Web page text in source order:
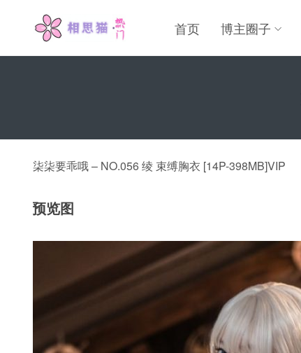
首页 博主圈子
柒柒要乖哦 – NO.056 绫 束缚胸衣 [14P-398MB]VIP
预览图